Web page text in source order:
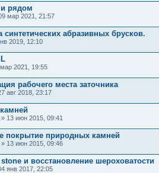
рядом
мар 2021, 21:57
синтетических абразивных брусков.
2019, 12:10
2021, 19:55
рабочего места заточника
авг 2018, 23:17
» 13 июн 2015, 09:41
покрытие природных камней
» 13 июн 2015, 09:46
и восстановление шероховатости
янв 2017, 22:05